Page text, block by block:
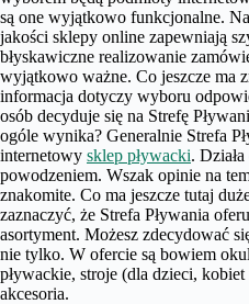
są one wyjątkowo funkcjonalne.
jakości sklepy online zapewniają
błyskawiczne realizowanie
wyjątkowo ważne. Co jeszcze ma
informacja dotyczy wyboru
osób decyduje się na Strefę
ogóle wynika? Generalnie Strefa
internetowy sklep pływacki.
powodzeniem. Wszak opinie na
znakomite. Co ma jeszcze tutaj
zaznaczyć, że Strefa Pływania
asortyment. Możesz zdecydować
nie tylko. W ofercie są bowiem
pływackie, stroje (dla dzieci,
akcesoria.